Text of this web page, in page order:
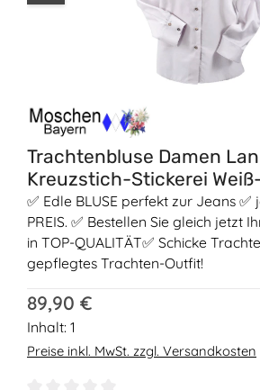
Trachtenbluse Damen
Kreuzstich-Stickerei
✅ Edle BLUSE perfekt zur Jeans ✅
PREIS. ✅ Bestellen Sie gleich jetzt
in TOP-QUALITÄT✅ Schicke
gepflegtes Trachten-Outfit!
Regulärer Preis:
89,90 €
Inhalt: 1
Preise inkl. MwSt. zzgl. Versandkosten